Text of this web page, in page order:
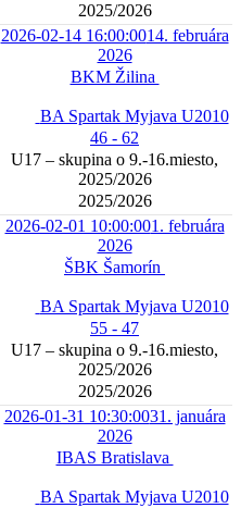
2025/2026
2026-02-14 16:00:0014. februára
2026
BKM Žilina
BA Spartak Myjava U2010
46 - 62
U17 – skupina o 9.-16.miesto,
2025/2026
2025/2026
2026-02-01 10:00:001. februára
2026
ŠBK Šamorín
BA Spartak Myjava U2010
55 - 47
U17 – skupina o 9.-16.miesto,
2025/2026
2025/2026
2026-01-31 10:30:0031. januára
2026
IBAS Bratislava
BA Spartak Myjava U2010